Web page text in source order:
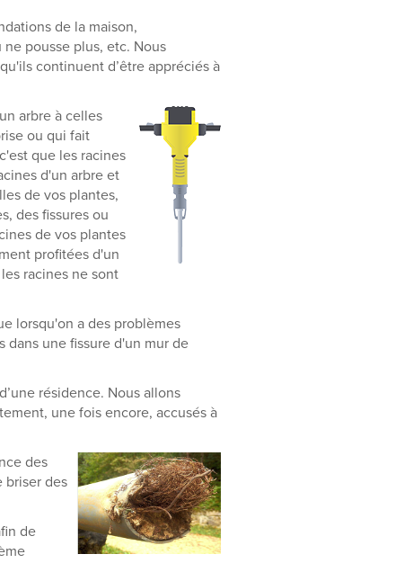
de la maison,
pousse plus, etc. Nous
continuent d’être appréciés à
arbre à celles
ou qui fait
que les racines
d'un arbre et
de vos plantes,
des fissures ou
de vos plantes
profitées d'un
racines ne sont
lorsqu'on a des problèmes
dans une fissure d'un mur de
résidence. Nous allons
une fois encore, accusés à
des
briser des
de